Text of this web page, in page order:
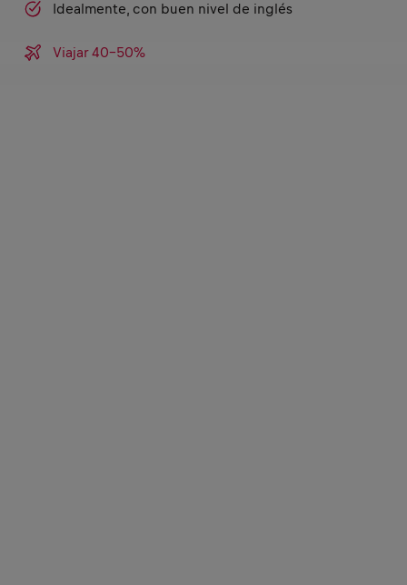
Idealmente, con buen nivel de inglés
Viajar 40-50%